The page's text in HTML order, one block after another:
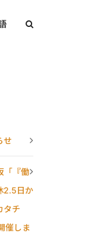
せ
「『働
2.5日か
タチ
催しま